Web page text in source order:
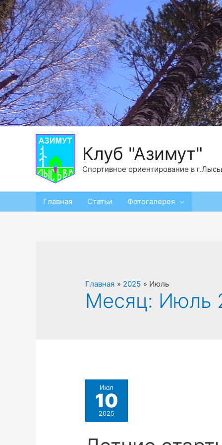
Клуб "Азимут"
Спортивное ориентирование в
Главная Статьи Фотогалерея
Главная 2025 Июль
Месяц: Июль
Июл
10
2025